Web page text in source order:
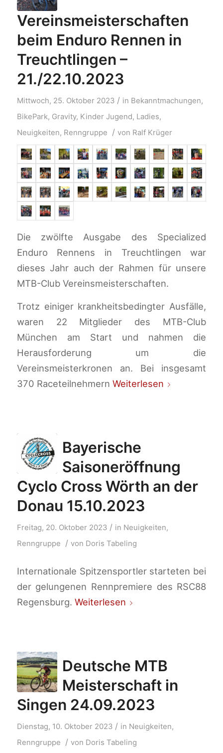
Vereinsmeisterschaften
beim Enduro Rennen in
Treuchtlingen –
21./22.10.2023
Mittwoch, 25. Oktober 2023 / in Bekanntmachungen,
BikePark, Gravity, Kinder Jugend, Ladies,
Neuigkeiten, Renngruppe / von Ralf Krüger
Die zwölfte Ausgabe des Specialized
Enduro Rennens in Treuchtlingen war
dieses Jahr auch der Rahmen für unsere
MTB-Club Vereinsmeisterschaften.
Trotz einiger krankheitsbedingter Ausfälle,
waren 22 Mitglieder des MTB-Club
München am Start und nahmen die
Herausforderung um die
Vereinsmeisterkronen an. Bei insgesamt
370 Raceteilnehmern Weiterlesen
Bayerische
Saisoneröffnung
Cyclo Cross Wörth an der
Donau 15.10.2023
Freitag, 20. Oktober 2023 / in Neuigkeiten,
Renngruppe
/ von Doris Tabeling
Internationale Spitzensportler starteten bei
der gelungenen Rennpremiere des RSC88
Regensburg. Weiterlesen
Deutsche MTB
Meisterschaft in
Singen 24.09.2023
Dienstag, 10. Oktober 2023 / in Neuigkeiten,
Renngruppe
/ von Doris Tabeling